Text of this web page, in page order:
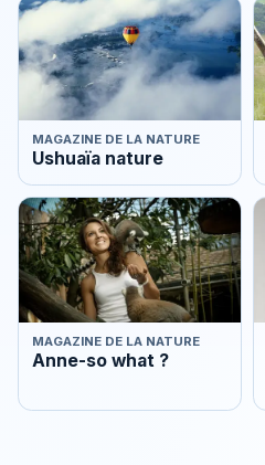
MAGAZINE DE LA NATURE
Ushuaïa nature
MAGAZINE DE LA NATURE
Anne-so what ?